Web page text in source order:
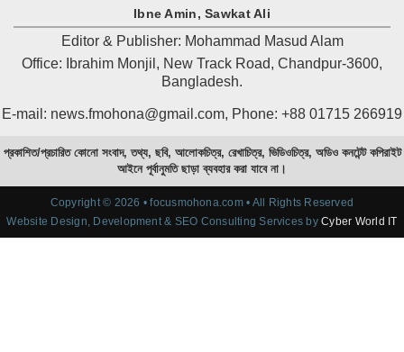
Ibne Amin, Sawkat Ali
Editor & Publisher: Mohammad Masud Alam
Office: Ibrahim Monjil, New Track Road, Chandpur-3600,
Bangladesh.
E-mail: news.fmohona@gmail.com, Phone: +88 01715 266919
প্রকাশিত/প্রচারিত কোনো সংবাদ, তথ্য, ছবি, আলোকচিত্র, রেখাচিত্র, ভিডিওচিত্র, অডিও কনটেন্ট কপিরাইট
আইনে পূর্বানুমতি ছাড়া ব্যবহার করা যাবে না।
Copyright © 2026 • focusmohona.com • All Rights Reserved
Website Design, Development & SEO Consulting Services byCyber World IT